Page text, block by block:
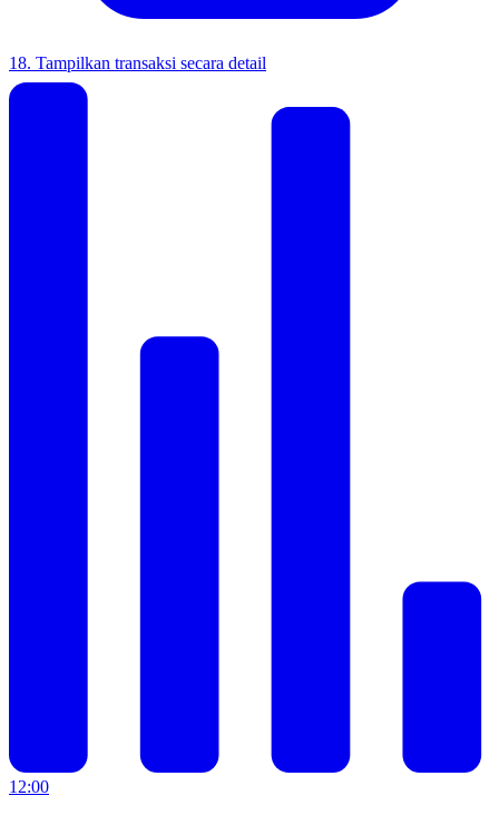
18. Tampilkan transaksi secara detail
12:00